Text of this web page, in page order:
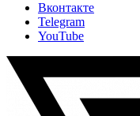
Вконтакте
Telegram
YouTube